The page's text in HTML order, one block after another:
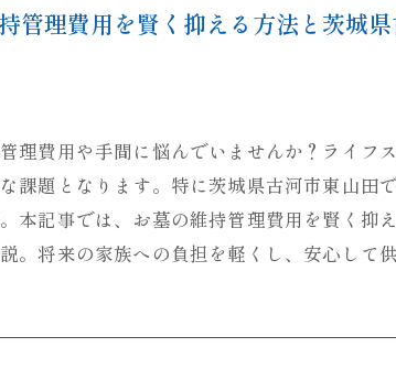
管理費用を賢く抑える方法と茨城
理費用や手間に悩んでいませんか？ライフ
課題となります。特に茨城県古河市東山
本記事では、お墓の維持管理費用を賢く
。将来の家族への負担を軽くし、安心して